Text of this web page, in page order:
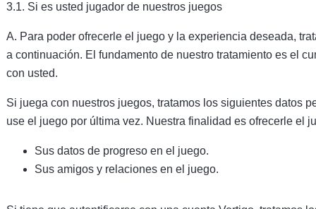
3.1. Si es usted jugador de nuestros juegos
A. Para poder ofrecerle el juego y la experiencia deseada,
a continuación. El fundamento de nuestro tratamiento es el
con usted.
Si juega con nuestros juegos, tratamos los siguientes datos
use el juego por última vez. Nuestra finalidad es ofrecerle el
Sus datos de progreso en el juego.
Sus amigos y relaciones en el juego.